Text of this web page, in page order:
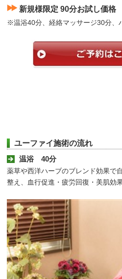
新規様限定 90分お試し価格
※温浴40分、経絡マッサージ30分、
ユーファイ施術の流れ
温浴 40分
薬草や西洋ハーブのブレンド効果で
整え、血行促進・疲労回復・美肌効